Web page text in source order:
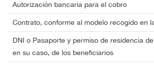
Autorización bancaria para el cobro
Contrato, conforme al modelo recogido en
DNI o Pasaporte y permiso de residencia
en su caso, de los beneficiarios